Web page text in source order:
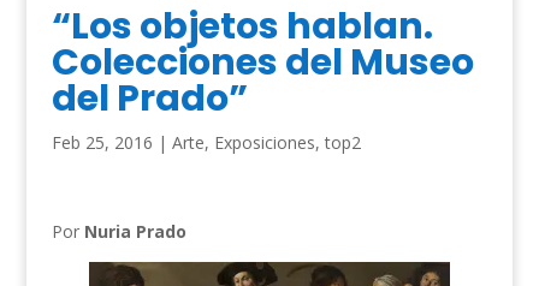
“Los objetos hablan.
Colecciones del Museo
del Prado”
Feb 25, 2016 | Arte, Exposiciones,top2
Por Nuria Prado